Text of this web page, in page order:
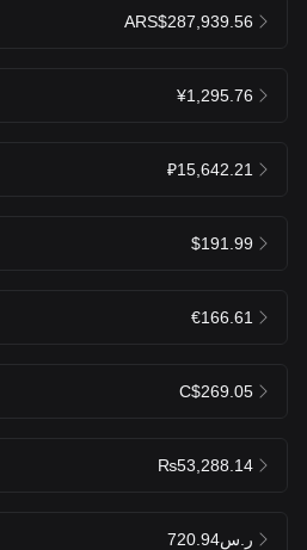
ARS$287,939.56
¥1,295.76
₽15,642.21
$191.99
€166.61
C$269.05
₨53,288.14
ر.س720.94